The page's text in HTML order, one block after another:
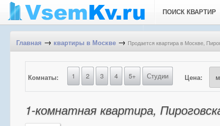
ПОИСК КВАРТИР
Главная → квартиры в Москве → Продается квартира в Москве,
Комнаты: 1 2 3 4 5+ Студии Цена:
1-комнатная квартира,